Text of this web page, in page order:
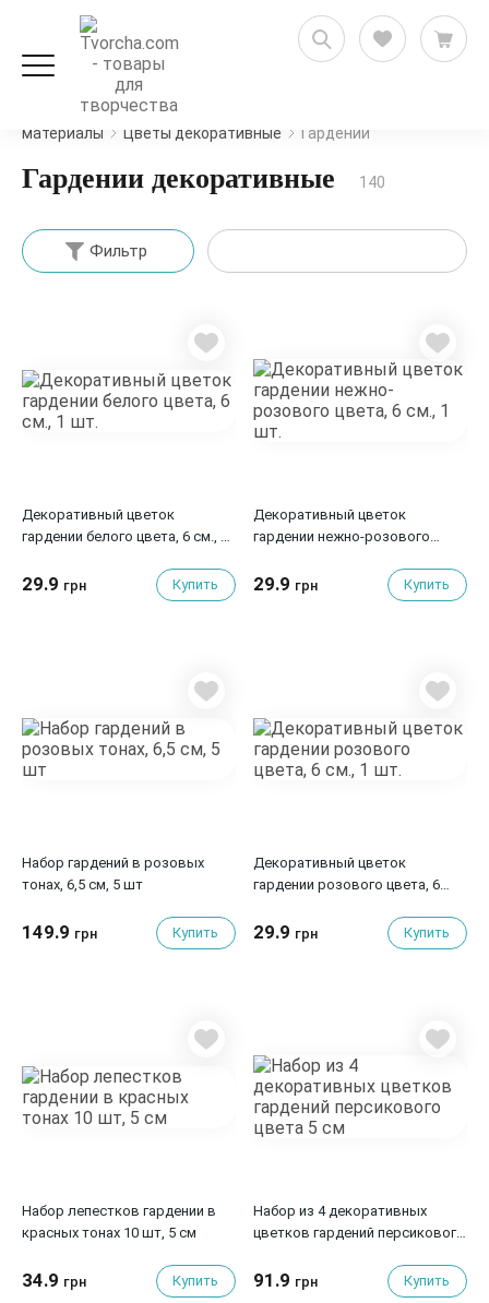
Рукоделие и флористика
материалы
Цветы декоративные Гардении
Гардении декоративные 140
Фильтр
Декоративный цветок
гардении белого цвета, 6 см., 1
29.9 грн Купить
Декоративный цветок
гардении нежно-розового
29.9 грн Купить
Набор гардений в розовых
тонах, 6,5 см, 5 шт
149.9 грн Купить
Декоративный цветок
гардении розового цвета, 6
29.9 грн Купить
Набор лепестков гардении в
красных тонах 10 шт, 5 см
34.9 грн Купить
Набор из 4 декоративных
цветков гардений персикового
91.9 грн Купить